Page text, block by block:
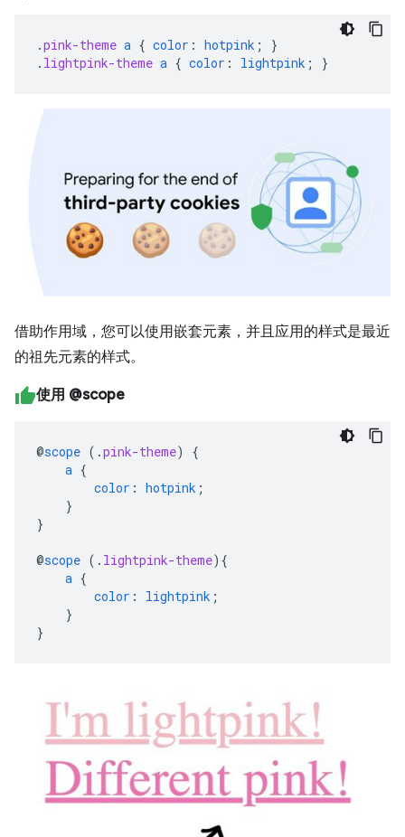
.pink-theme a { color : hotpink ;
}
. lightpink-theme a { color : lightpink ; }
借助作用域，您可以使用嵌套元素，并且应用的样式是最近
的祖先元素的样式。
使用 @scope
@scope ( .pink-theme)
{
a {
color : hotpink ;
}
}
@scope ( . lightpink-theme) {
a {
color : lightpink ;
}
}